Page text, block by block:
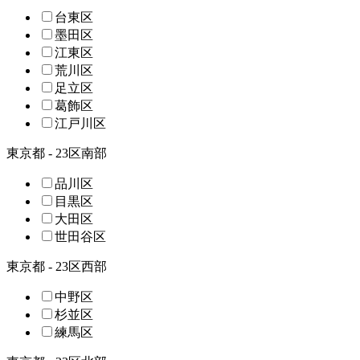
台東区
墨田区
江東区
荒川区
足立区
葛飾区
江戸川区
東京都 - 23区南部
品川区
目黒区
大田区
世田谷区
東京都 - 23区西部
中野区
杉並区
練馬区